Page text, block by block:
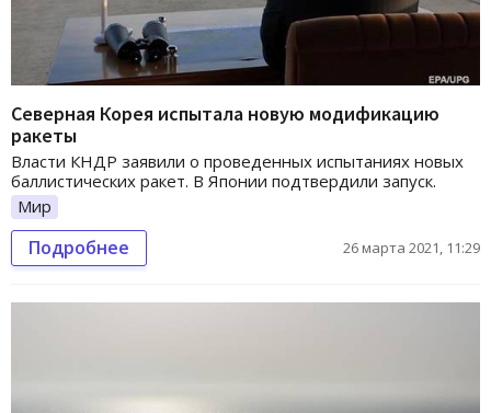
Северная Корея испытала новую модификацию
ракеты
Власти КНДР заявили о проведенных испытаниях новых
баллистических ракет. В Японии подтвердили запуск.
Мир
Подробнее 26 марта 2021, 11:29